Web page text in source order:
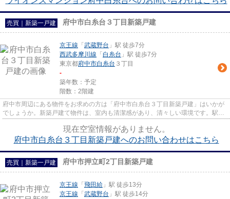
売買｜新築一戸建 府中市白糸台３丁目新築戸建
京王線 「 武蔵野台 」駅 徒歩7分
西武多摩川線 「 白糸台 」駅 徒歩7分
東京都府中市白糸台 ３丁目
-
築年数：予定
階数：2階建
府中市周辺にある物件をお求めの方は「府中市白糸台３丁目新築戸建」はいかが
でしょうか。新築戸建て物件は、室内も清潔感があり、清々しい環境です。駅か
現在空室情報がありません。
府中市白糸台３丁目新築戸建へのお問い合わせはこちら
売買｜新築一戸建 府中市押立町2丁目新築戸建
京王線 「 飛田給 」駅 徒歩13分
京王線 「 武蔵野台 」駅 徒歩14分